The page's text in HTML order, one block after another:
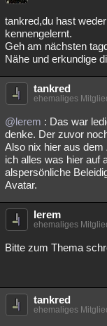
tankred,du hast
kennengelernt.
Geh am nächsten
Nähe und erkundige
tankred
ehemaliges
@lerem : Das war
denke. Der zuvor
Also nix hier aus
ich alles was hier auf
alspersönliche
Avatar.
lerem
ehemaliges
Bitte zum Thema
tankred
ehemaliges